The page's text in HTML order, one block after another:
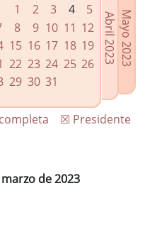
1
2 3 4
5
8 9 10 11 12
15 16 17 18 19
22 23 24 25 26
29 30 31
Mayo 2023
Abril 2023
☒ Presidente
de 2023